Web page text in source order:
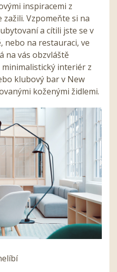
inspiracemi z
Vzpomeňte si na
a cítili jste se v
nebo na restauraci, ve
na vás obzvláště
interiér z
klubový bar v New
koženými židlemi.